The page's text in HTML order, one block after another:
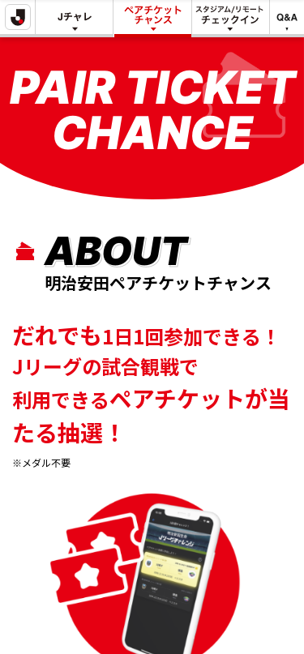
で
できる
こと
Jリーグチャレ
ンジ
明治安田
ペアチケット
チャンス
スタジアム/リ
モート
チェックイン
Q&A
PAIR TICKET
CHANCE
ABOUT
明治安田ペアチケットチャンス
だれでも1日1回参加できる！
Jリーグの試合観戦で
利用できるペアチケットが当
たる抽選！
※メダル不要